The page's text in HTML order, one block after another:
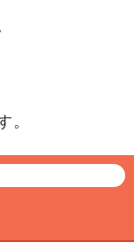
。